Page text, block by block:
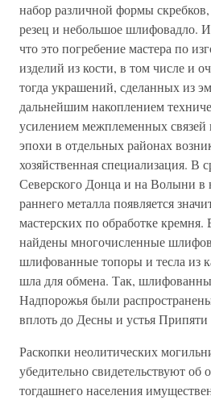
набор различной формы
резец и небольшое шлифовадло.
что это погребение мастера по
изделий из кости, в том числе и
тогда украшений, сделанных из
дальнейшим накоплением
усилением межплеменных связей
эпохи в отдельных районах
хозяйственная специализация. В
Северского Донца и на Волыни в
раннего металла появляется
мастерских по обработке
найдены многочисленные
шлифованные топоры и тесла из
шла для обмена. Так,
Надпорожья были
вплоть до Десны и устья
Раскопки неолитических
убедительно свидетельствуют об
тогдашнего населения